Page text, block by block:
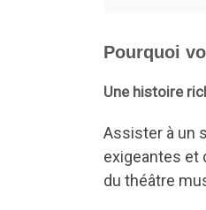
Pourquoi
Une histoire
Assister à un
exigeantes et
du théâtre